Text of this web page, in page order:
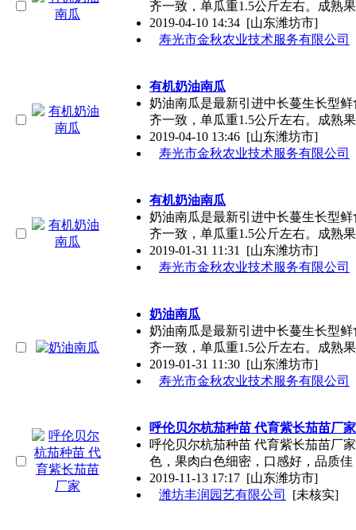
齐一致，单瓜重1.5公斤左右。成熟
2019-04-10 14:34 [山东潍坊市]
寿光市金秋农业技术服务有限公司
有机奶油南瓜
奶油南瓜是最新引进中长蔓生长型
齐一致，单瓜重1.5公斤左右。成熟
2019-04-10 13:46 [山东潍坊市]
寿光市金秋农业技术服务有限公司
有机奶油南瓜
奶油南瓜是最新引进中长蔓生长型
齐一致，单瓜重1.5公斤左右。成熟
2019-01-31 11:31 [山东潍坊市]
寿光市金秋农业技术服务有限公司
奶油南瓜
奶油南瓜是最新引进中长蔓生长型
齐一致，单瓜重1.5公斤左右。成熟
2019-01-31 11:30 [山东潍坊市]
寿光市金秋农业技术服务有限公司
呼伦贝尔杭茄种苗 代育紫长茄苗厂家
呼伦贝尔杭茄种苗 代育紫长茄苗厂
色，果肉白色细密，口感好，品质佳
2019-11-13 17:17 [山东潍坊市]
潍坊丰润园艺有限公司
[未核实]